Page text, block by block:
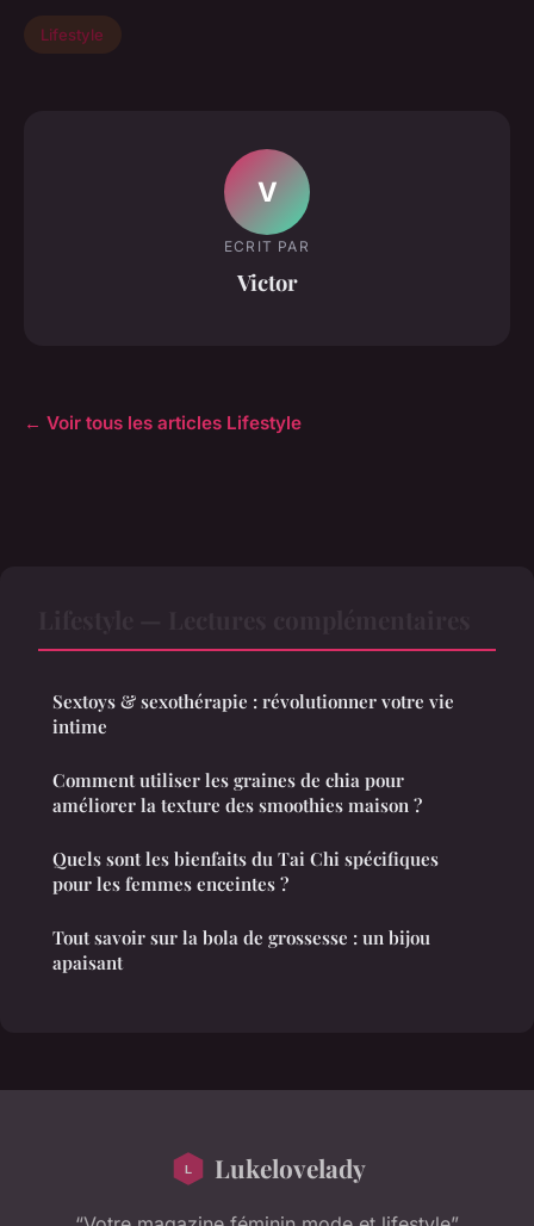
Lifestyle
V
ECRIT PAR
Victor
← Voir tous les articles Lifestyle
Sextoys & sexothérapie : révolutionner votre vie
intime
Comment utiliser les graines de chia pour
améliorer la texture des smoothies maison ?
Quels sont les bienfaits du Tai Chi spécifiques
pour les femmes enceintes ?
Tout savoir sur la bola de grossesse : un bijou
apaisant
Lukelovelady